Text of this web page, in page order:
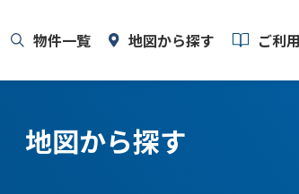
物件一覧 地図から探す ご利
地図から探す